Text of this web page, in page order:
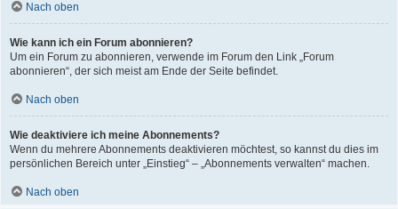
Nach oben
Wie kann ich ein Forum abonnieren?
Um ein Forum zu abonnieren, verwende im Forum den Link „Forum
abonnieren“, der sich meist am Ende der Seite befindet.
Nach oben
Wie deaktiviere ich meine Abonnements?
Wenn du mehrere Abonnements deaktivieren möchtest, so kannst du dies im
persönlichen Bereich unter „Einstieg“ – „Abonnements verwalten“ machen.
Nach oben